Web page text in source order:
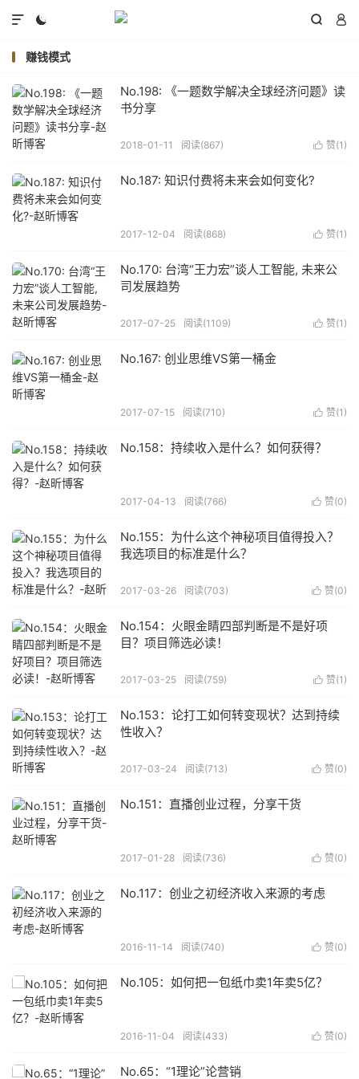
  

赚钱模式
No.198: 《一题数学解决全球经济问题》读
书分享
 赞(1 )
2018-01-11 阅读(867)
No.187: 知识付费将未来会如何变化?
 赞(1 )
2017-12-04 阅读(868)
No.170: 台湾“王力宏”谈人工智能, 未来公
司发展趋势
 赞(1 )
2017-07-25 阅读(1109)
No.167: 创业思维VS第一桶金
 赞(1 )
2017-07-15 阅读(710)
No.158：持续收入是什么？如何获得？
 赞(0)
2017-04-13 阅读(766)
No.155：为什么这个神秘项目值得投入？
我选项目的标准是什么？
 赞(0)
2017-03-26 阅读(703)
No.154：火眼金睛四部判断是不是好项
目？项目筛选必读！
 赞(1 )
2017-03-25 阅读(759)
No.153：论打工如何转变现状？达到持续
性收入？
 赞(0)
2017-03-24 阅读(713)
No.151：直播创业过程，分享干货
 赞(0)
2017-01-28 阅读(736)
No.117：创业之初经济收入来源的考虑
 赞(0)
2016-11-14 阅读(740)
No.105：如何把一包纸巾卖1年卖5亿？
 赞(0)
2016-11-04 阅读(433)
No.65：“1理论”论营销